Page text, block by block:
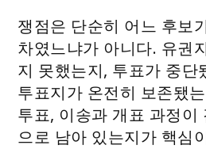
쟁점은 단순히 어느 후보
차였느냐가 아니다. 유권
지 못했는지, 투표가 중단
투표지가 온전히 보존됐
투표, 이송과 개표 과정이
으로 남아 있는지가 핵심